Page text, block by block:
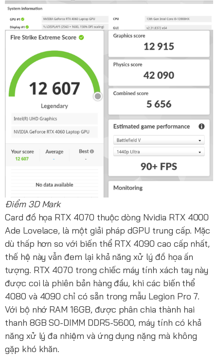
Điểm 3D Mark
Card đồ họa RTX 4070 thuộc dòng Nvidia RTX 4000
Ade Lovelace, là một giải pháp dGPU trung cấp. Mặc
dù thấp hơn so với biến thể RTX 4090 cao cấp nhất,
thế hệ này vẫn đem lại khả năng xử lý đồ họa ấn
tượng. RTX 4070 trong chiếc máy tính xách tay này
được coi là phiên bản hàng đầu, khi các biến thể
4080 và 4090 chỉ có sẵn trong mẫu Legion Pro 7.
Với bộ nhớ RAM 16GB, được phân chia thành hai
thanh 8GB SO-DIMM DDR5-5600, máy tính có khả
năng xử lý đa nhiệm và ứng dụng nặng mà không
gặp khó khăn.